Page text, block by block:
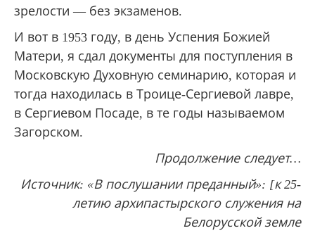
зрелости — без экзаменов.
И вот в 1953 году, в день Успения Божией
Матери, я сдал документы для поступления в
Московскую Духовную семинарию, которая и
тогда находилась в Троице-Сергиевой лавре,
в Сергиевом Посаде, в те годы называемом
Загорском.
Продолжение следует…
Источник: «В послушании преданный»: [к 25-
летию архипастырского служения на
Белорусской земле